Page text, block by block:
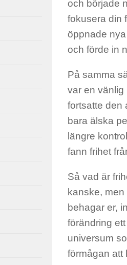
och började
fokusera din
öppnade
och förde in
På samma
var en vänlig
fortsatte den
bara älska
längre
fann frihet
Så vad är
kanske, men
behagar er,
förändring
universum
förmågan att